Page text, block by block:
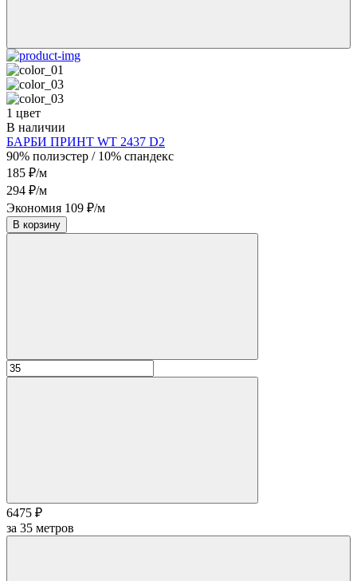
1 цвет
В наличии
БАРБИ ПРИНТ WT 2437 D2
90% полиэстер / 10% спандекс
185 ₽/м
294 ₽/м
Экономия 109 ₽/м
В корзину
6475 ₽
за 35 метров